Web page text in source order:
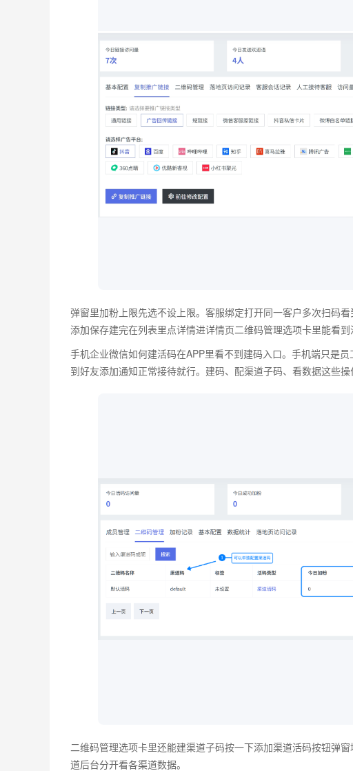
弹窗里加粉上限先选不设上限。客服绑定打开同一客户多次扫码
添加保存建完在列表里点详情进详情页二维码管理选项卡里能看
手机企业微信如何建活码在APP里看不到建码入口。手机端只是
到好友添加通知正常接待就行。建码、配渠道子码、看数据这些操
二维码管理选项卡里还能建渠道子码按一下添加渠道活码按钮弹
道后台分开看各渠道数据。